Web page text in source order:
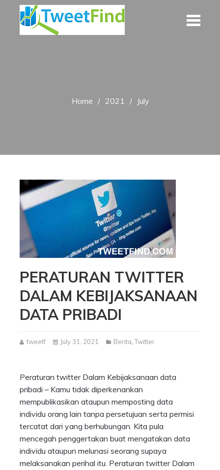
Home 2021 July
PERATURAN TWITTER
DALAM KEBIJAKSANAAN
DATA PRIBADI
tweetf July 31, 2021 Berita,Twitter
Peraturan twitter Dalam Kebijaksanaan data
pribadi – Kamu tidak diperkenankan
mempublikasikan ataupun memposting data
individu orang lain tanpa persetujuan serta permisi
tercatat dari yang berhubungan. Kita pula
mencegah penggertakan buat mengatakan data
individu ataupun melunasi seorang supaya
melaksanakan perihal itu. Peraturan twitter Dalam